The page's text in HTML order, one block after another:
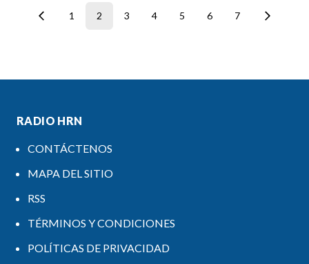
1 2 3 4 5 6 7
RADIO HRN
CONTÁCTENOS
MAPA DEL SITIO
RSS
TÉRMINOS Y CONDICIONES
POLÍTICAS DE PRIVACIDAD